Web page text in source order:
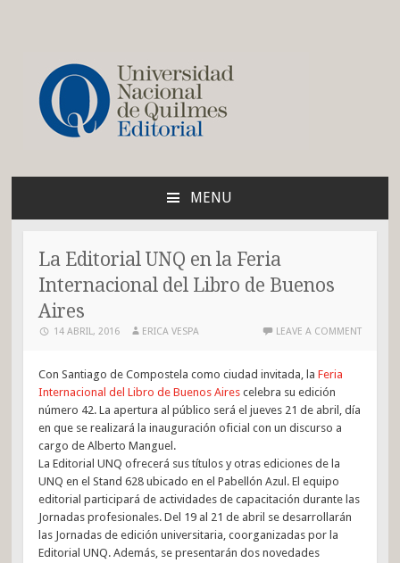
Blog de la Editorial de
MENU
CONTENT
La Editorial UNQ en la Feria
Internacional del Libro de Buenos
Aires
14 ABRIL, 2016 ERICA VESPA LEAVE A COMMENT
Con Santiago de Compostela como ciudad invitada, laFeria
Internacional del Libro de Buenos Aires celebra su edición
número 42. La apertura al público será el jueves 21 de abril, día
en que se realizará la inauguración oficial con un discurso a
cargo de Alberto Manguel.
La Editorial UNQ ofrecerá sus títulos y otras ediciones de la
UNQ en el Stand 628 ubicado en el Pabellón Azul. El equipo
editorial participará de actividades de capacitación durante las
Jornadas profesionales. Del 19 al 21 de abril se desarrollarán
las Jornadas de edición universitaria, coorganizadas por la
Editorial UNQ. Además, se presentarán dos novedades